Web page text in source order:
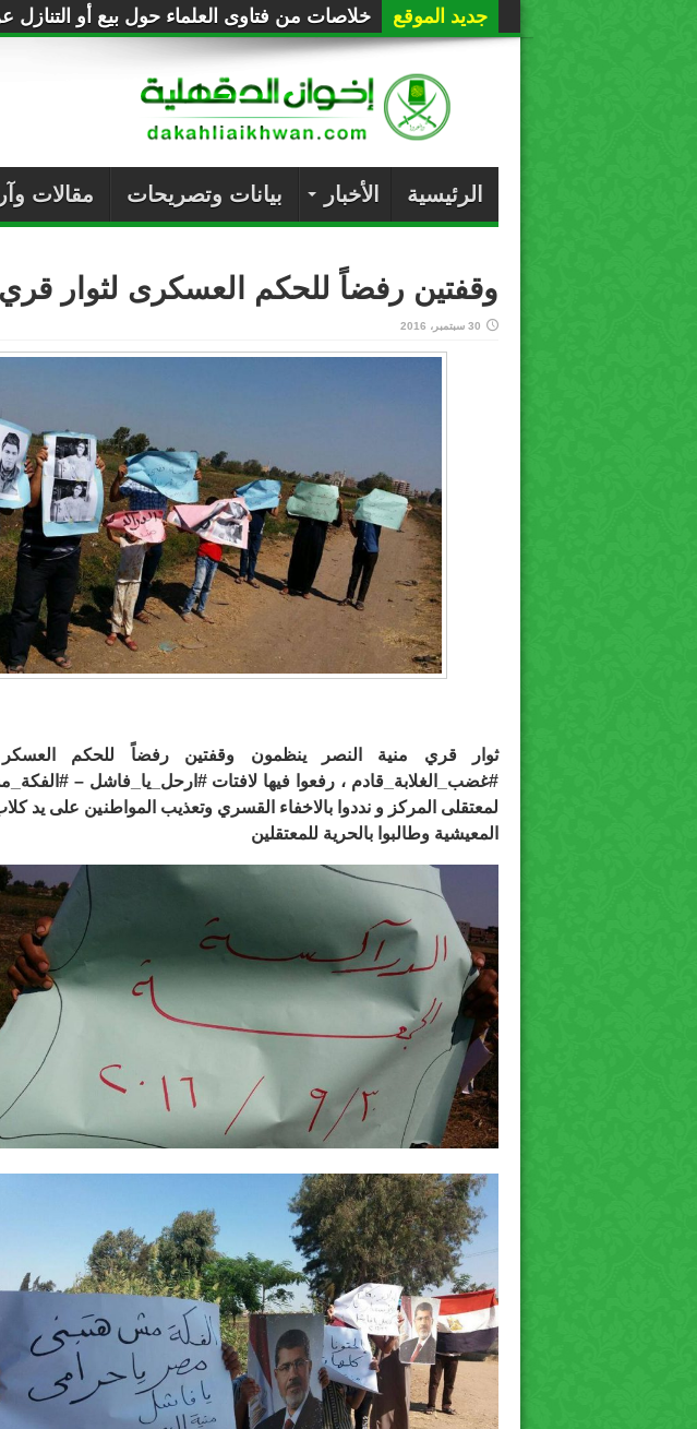
جديد الموقع خلاصات من فتاوى العلماء حول بيع أو
الرئيسية الأخبار بيانات وتصريحات مقالات
وقفتين رفضاً للحكم العسكرى لثوار قري
30 سبتمبر، 2016
ثوار قري منية النصر ينظمون وقفتين رفضاً للحكم
#غضب_الغلابة_قادم ، رفعوا فيها لافتات #ارحل_يا_فاشل –
لمعتقلى المركز و نددوا بالاخفاء القسري وتعذيب المواطنين على يد
المعيشية وطالبوا بالحرية للمعتقلين